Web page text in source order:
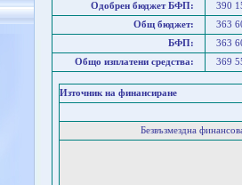
Одобрен бюджет БФП:
390
Общ бюджет:
363
БФП:
363
Общо изплатени средства:
369
Източник на финансиране
Безвъзмездна